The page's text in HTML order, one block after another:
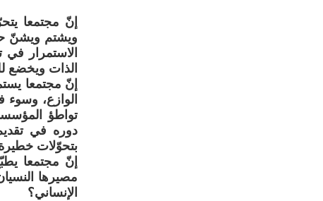
إنّ مجتمعا
ويشتم ويشنّ
الاستمرار
الذات ويخضع
إنّ مجتمعا
الوازع، وسوء
تواطؤ
بتحوّلات
إنّ مجتمعا
مصيرها
الإنساني؟